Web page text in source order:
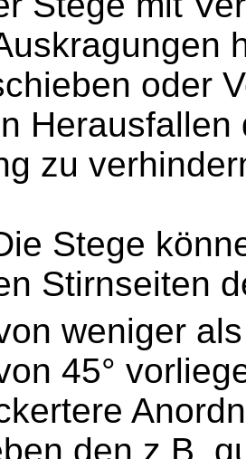
oder
zu
Stege
Stirnseiten
weniger
45°
den z.B.